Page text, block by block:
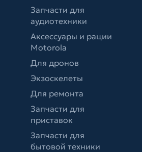
Запчасти для
аудиотехники
Аксессуары и рации
Motorola
Для дронов
Экзоскелеты
Для ремонта
Запчасти для
приставок
Запчасти для
бытовой техники